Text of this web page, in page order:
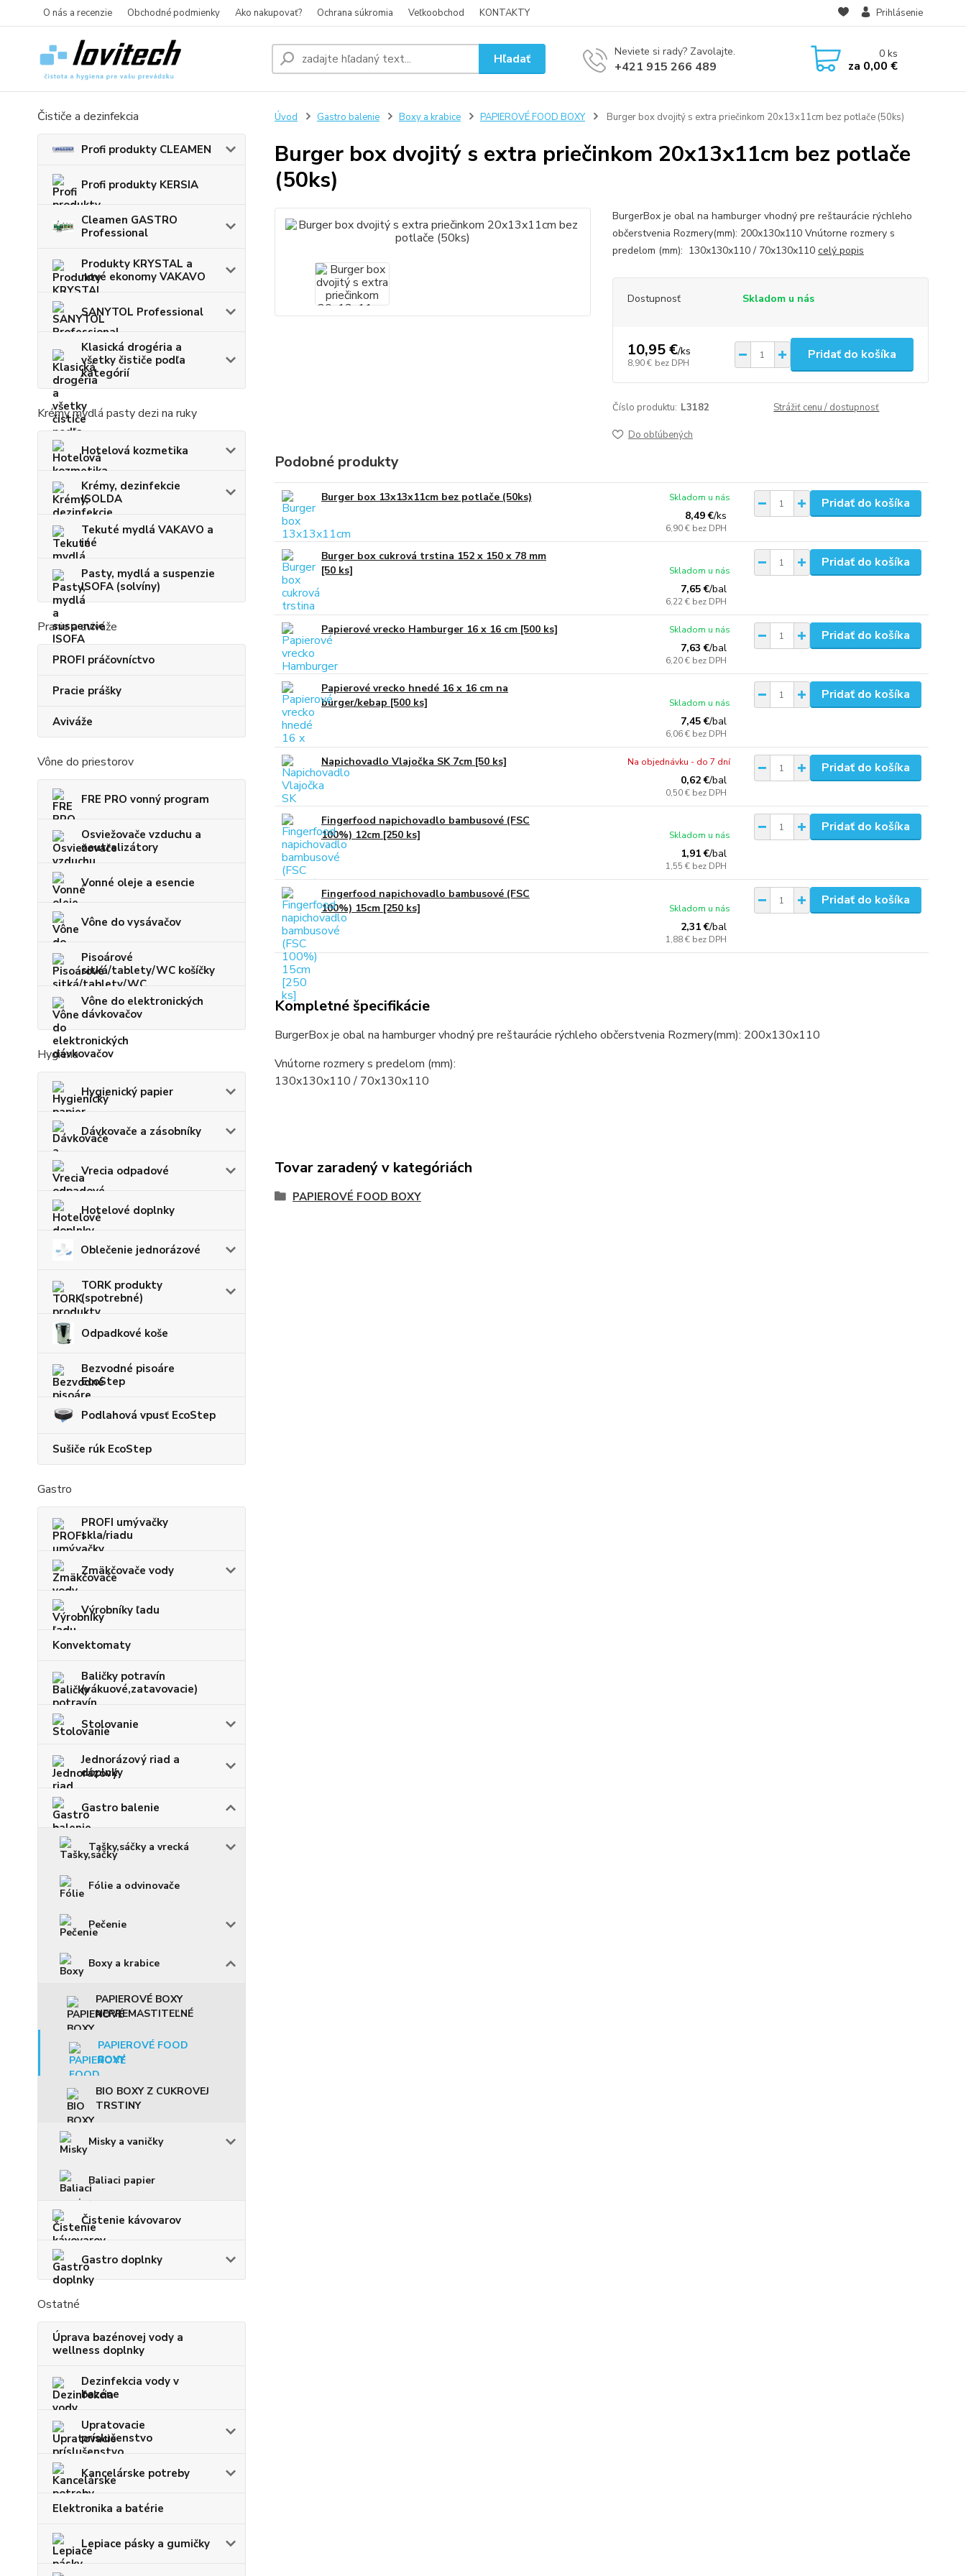
O nás a recenzie Obchodné podmienky Ako nakupovať? Ochrana súkromia Veľkoobchod KONTAKTY Prihlásenie
Hľadať Neviete si rady? Zavolajte.
+421 915 266 489
0ks
za 0,00 €
Čističe a dezinfekcia
Profi produkty CLEAMEN
Profi produkty KERSIA
Cleamen GASTRO
Professional
Produkty KRYSTAL a
nové ekonomy VAKAVO
SANYTOL Professional
Klasická drogéria a
všetky čističe podľa
kategórií
Krémy mydlá pasty dezi na ruky
Hotelová kozmetika
Krémy, dezinfekcie
ISOLDA
Tekuté mydlá VAKAVO a
iné
Pasty, mydlá a suspenzie
ISOFA (solvíny)
Pranie a aviváže
PROFI práčovníctvo
Pracie prášky
Aviváže
Vône do priestorov
FRE PRO vonný program
Osviežovače vzduchu a
neutralizátory
Vonné oleje a esencie
Vône do vysávačov
Pisoárové
sitká/tablety/WC košíčky
Vône do elektronických
dávkovačov
Hygiena
Hygienický papier
Dávkovače a zásobníky
Vrecia odpadové
Hotelové doplnky
Oblečenie jednorázové
TORK produkty
(spotrebné)
Odpadkové koše
Bezvodné pisoáre
EcoStep
Podlahová vpusť EcoStep
Sušiče rúk EcoStep
Gastro
PROFI umývačky
skla/riadu
Zmäkčovače vody
Výrobníky ľadu
Konvektomaty
Baličky potravín
(vákuové,zatavovacie)
Stolovanie
Jednorázový riad a
doplnky
Gastro balenie
Tašky,sáčky a vrecká
Fólie a odvinovače
Pečenie
Boxy a krabice
PAPIEROVÉ BOXY
NEPREMASTITEĽNÉ
PAPIEROVÉ FOOD
BOXY
BIO BOXY Z CUKROVEJ
TRSTINY
Misky a vaničky
Baliaci papier
Čistenie kávovarov
Gastro doplnky
Ostatné
Úprava bazénovej vody a
wellness doplnky
Dezinfekcia vody v
bazéne
Upratovacie
príslušenstvo
Kancelárske potreby
Elektronika a batérie
Lepiace pásky a gumičky
Úvod Gastro balenie Boxy a krabice PAPIEROVÉ FOOD BOXY Burger box dvojitý s extra priečinkom 20x13x11cm bez potlače (50ks)
Burger box dvojitý s extra priečinkom 20x13x11cm bez potlače
(50ks)
BurgerBox je obal na hamburger vhodný pre reštaurácie rýchleho
občerstvenia Rozmery(mm): 200x130x110 Vnútorne rozmery s
predelom (mm): 130x130x110 / 70x130x110 celý popis
Dostupnosť Skladom u nás
10,95 €/ks
8,90 € bez DPH
Pridať do košíka
Číslo produktu: L3182 Strážiť cenu / dostupnosť
Do obľúbených
Podobné produkty
Burger box 13x13x11cm bez potlače (50ks)
8,49 €/ks
6,90 € bez DPH
Skladom u nás Pridať do košíka
Burger box cukrová trstina 152 x 150 x 78 mm
[50 ks]
7,65 €/bal
6,22 € bez DPH
Skladom u nás
Pridať do košíka
Papierové vrecko Hamburger 16 x 16 cm [500 ks]
7,63 €/bal
6,20 € bez DPH
Skladom u nás Pridať do košíka
Papierové vrecko hnedé 16 x 16 cm na
burger/kebap [500 ks]
7,45 €/bal
6,06 € bez DPH
Skladom u nás
Pridať do košíka
Napichovadlo Vlajočka SK 7cm [50 ks]
0,62 €/bal
0,50 € bez DPH
Na objednávku - do 7 dní Pridať do košíka
Fingerfood napichovadlo bambusové (FSC
100%) 12cm [250 ks]
1,91 €/bal
1,55 € bez DPH
Skladom u nás
Pridať do košíka
Fingerfood napichovadlo bambusové (FSC
100%) 15cm [250 ks]
2,31 €/bal
1,88 € bez DPH
Skladom u nás
Pridať do košíka
Kompletné špecifikácie
BurgerBox je obal na hamburger vhodný pre reštaurácie rýchleho občerstvenia Rozmery(mm): 200x130x110
Vnútorne rozmery s predelom (mm):
130x130x110 / 70x130x110
Tovar zaradený v kategóriách
PAPIEROVÉ FOOD BOXY